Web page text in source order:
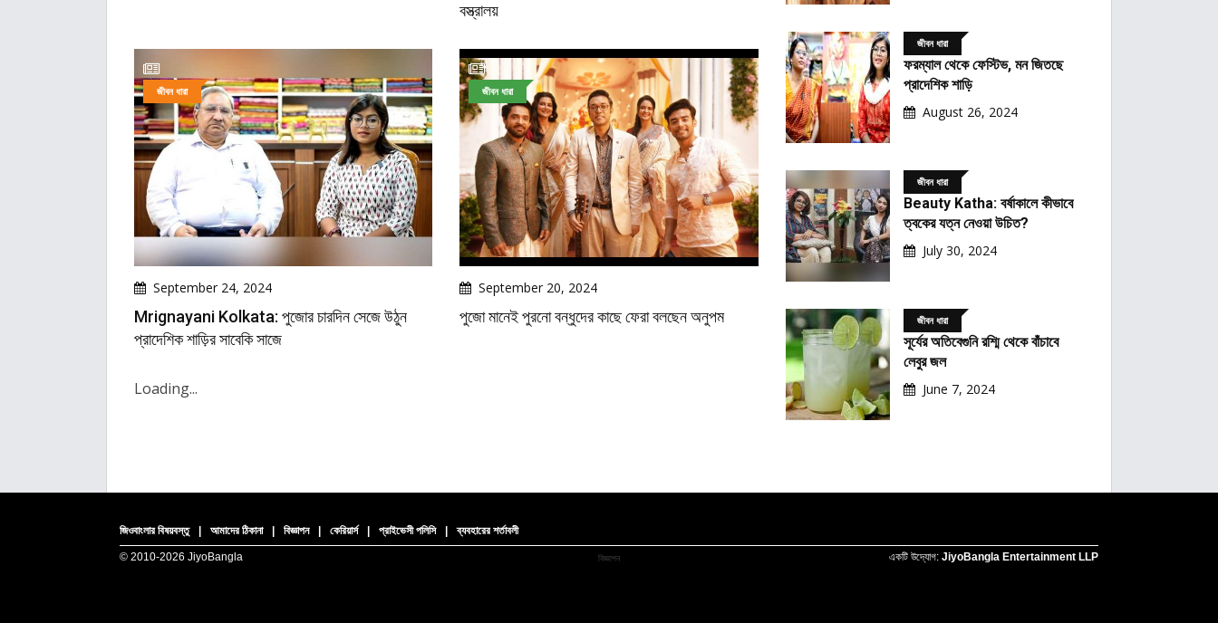
বস্ত্রালয়
জীবন ধারা
September 24, 2024
Mrignayani Kolkata: পুজোর চারদিন সেজে উঠুন
প্রাদেশিক শাড়ির সাবেকি সাজে
জীবন ধারা
September 20, 2024
পুজো মানেই পুরনো বন্ধুদের কাছে ফেরা বলছেন অনুপম
Loading...
জীবন ধারা
ফরম্যাল থেকে ফেস্টিভ, মন জিতছে
প্রাদেশিক শাড়ি
August 26, 2024
জীবন ধারা
Beauty Katha: বর্ষাকালে কীভাবে
ত্বকের যত্ন নেওয়া উচিত?
July 30, 2024
জীবন ধারা
সূর্যের অতিবেগুনি রশ্মি থেকে বাঁচাবে
লেবুর জল
June 7, 2024
জিওবাংলার বিষয়বস্তু আমাদের ঠিকানা বিজ্ঞাপন কেরিয়ার্স প্রাইভেসী পলিসি ব্যবহারের শর্তাবলী
© 2010-2026 JiyoBangla একটি উদ্যোগ: JiyoBangla Entertainment LLP
বিজ্ঞাপন